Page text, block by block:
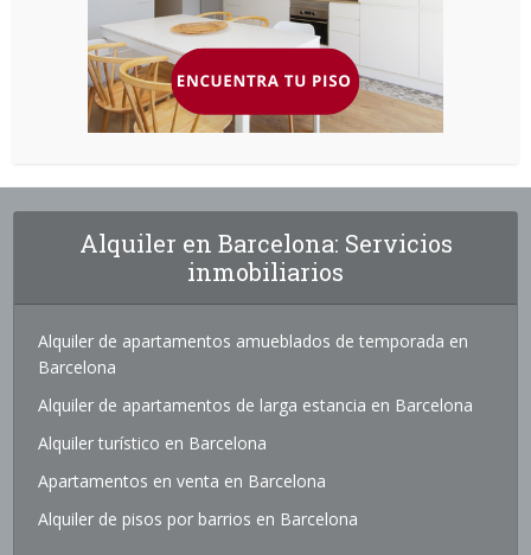
Alquiler en Barcelona: Servicios
inmobiliarios
Alquiler de apartamentos amueblados de temporada en
Barcelona
Alquiler de apartamentos de larga estancia en Barcelona
Alquiler turístico en Barcelona
Apartamentos en venta en Barcelona
Alquiler de pisos por barrios en Barcelona